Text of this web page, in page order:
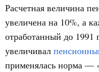
Расчетная величина
увеличена на 10%, а
отработанный до 1991
увеличивал
применялась норма —